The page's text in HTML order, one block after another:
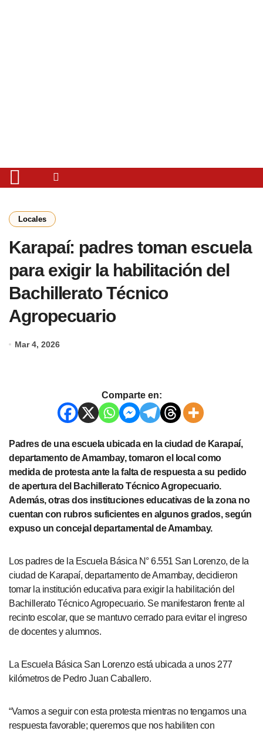
Locales
Karapaí: padres toman escuela
para exigir la habilitación del
Bachillerato Técnico
Agropecuario
Mar 4, 2026
Comparte en:
Padres de una escuela ubicada en la ciudad de Karapaí,
departamento de Amambay, tomaron el local como
medida de protesta ante la falta de respuesta a su pedido
de apertura del Bachillerato Técnico Agropecuario.
Además, otras dos instituciones educativas de la zona no
cuentan con rubros suficientes en algunos grados, según
expuso un concejal departamental de Amambay.
Los padres de la Escuela Básica N° 6.551 San Lorenzo, de la
ciudad de Karapaí, departamento de Amambay, decidieron
tomar la institución educativa para exigir la habilitación del
Bachillerato Técnico Agropecuario. Se manifestaron frente al
recinto escolar, que se mantuvo cerrado para evitar el ingreso
de docentes y alumnos.
La Escuela Básica San Lorenzo está ubicada a unos 277
kilómetros de Pedro Juan Caballero.
“Vamos a seguir con esta protesta mientras no tengamos una
respuesta favorable; queremos que nos habiliten con